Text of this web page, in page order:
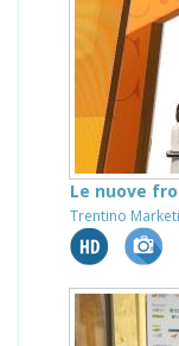
Le nuove
Trentino